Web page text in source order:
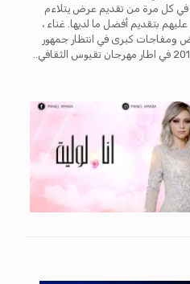
في كل مرة من تقديم عرض يتلاءم
بتقديم أفضل ما لديها. غناء ،
ومفاجات كبرى في انتظار جمهور